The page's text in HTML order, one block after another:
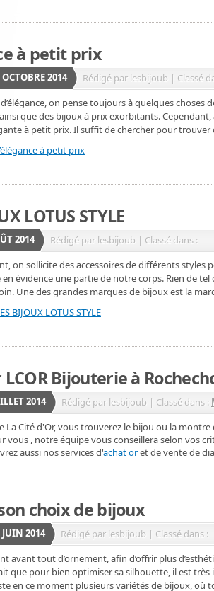
à petit prix
2014
Rédigé par lesbijoub | Classé
on pense toujours à quelques choses
que des bijoux à prix exorbitants.
à petit prix. Il suffit de chercher pour trouver
à petit prix
LOTUS STYLE
2014
Rédigé par lesbijoub | Classé dans :
on sollicite des accessoires de différents styles
évidence une partie de notre corps. Rien de
Une des grandes marques de bijoux est la
BIJOUX LOTUS STYLE
Bijouterie à
2014 Rédigé par lesbijoub | Classé dans :
La Cité d'Or, vous trouverez le bijou ou la
vous , notre équipe vous conseillera selon vos
aussi nos services d'achat oret de vente de
choix de bijoux
JUIN 2014
Rédigé par lesbijoub | Classé dans :
avant tout d’ornement, afin d’offrir plus
que pour bien optimiser sa silhouette, il est très
en ce moment plusieurs variétés de bijoux, où